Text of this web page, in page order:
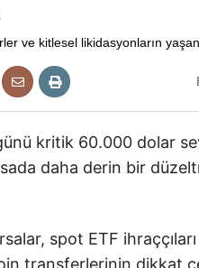
kritik 60.000 dolar
daha derin bir
spot ETF
transferlerinin dikkat